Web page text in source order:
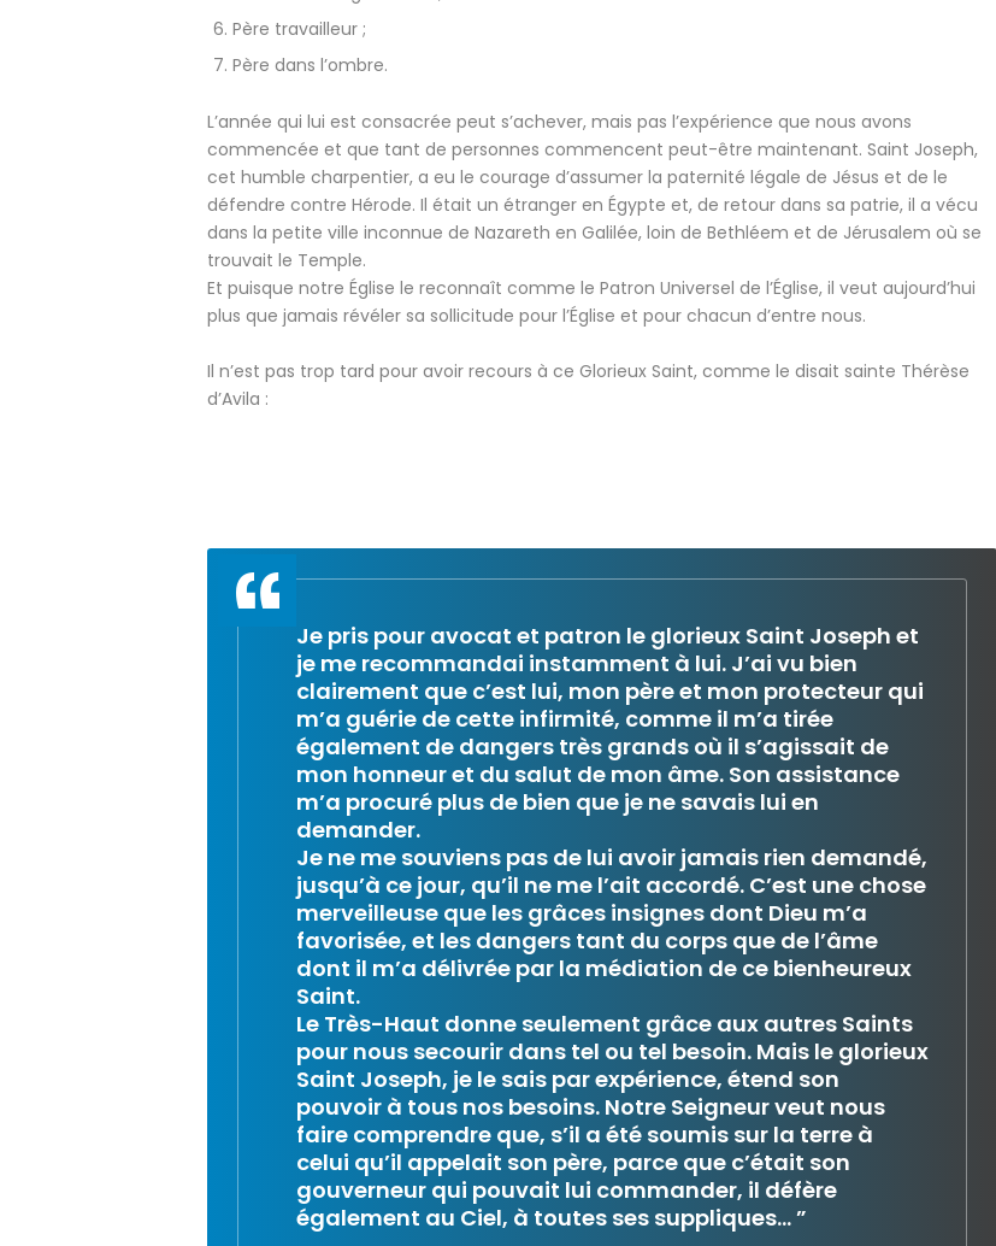
Père travailleur ;
Père dans l’ombre.
L’année qui lui est consacrée peut s’achever, mais pas l’expérience que nous avons
commencée et que tant de personnes commencent peut-être maintenant. Saint Joseph,
cet humble charpentier, a eu le courage d’assumer la paternité légale de Jésus et de le
défendre contre Hérode. Il était un étranger en Égypte et, de retour dans sa patrie, il a vécu
dans la petite ville inconnue de Nazareth en Galilée, loin de Bethléem et de Jérusalem où se
trouvait le Temple.
Et puisque notre Église le reconnaît comme le Patron Universel de l’Église, il veut aujourd’hui
plus que jamais révéler sa sollicitude pour l’Église et pour chacun d’entre nous.
Il n’est pas trop tard pour avoir recours à ce Glorieux Saint, comme le disait sainte Thérèse
d’Avila :
Je pris pour avocat et patron le glorieux Saint Joseph et
je me recommandai instamment à lui. J’ai vu bien
clairement que c’est lui, mon père et mon protecteur qui
m’a guérie de cette infirmité, comme il m’a tirée
également de dangers très grands où il s’agissait de
mon honneur et du salut de mon âme. Son assistance
m’a procuré plus de bien que je ne savais lui en
demander.
Je ne me souviens pas de lui avoir jamais rien demandé,
jusqu’à ce jour, qu’il ne me l’ait accordé. C’est une chose
merveilleuse que les grâces insignes dont Dieu m’a
favorisée, et les dangers tant du corps que de l’âme
dont il m’a délivrée par la médiation de ce bienheureux
Saint.
Le Très-Haut donne seulement grâce aux autres Saints
pour nous secourir dans tel ou tel besoin. Mais le glorieux
Saint Joseph, je le sais par expérience, étend son
pouvoir à tous nos besoins. Notre Seigneur veut nous
faire comprendre que, s’il a été soumis sur la terre à
celui qu’il appelait son père, parce que c’était son
gouverneur qui pouvait lui commander, il défère
également au Ciel, à toutes ses suppliques… ”